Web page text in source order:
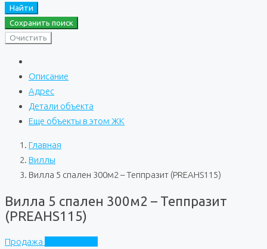
Найти
Сохранить поиск
Очистить
Описание
Адрес
Детали объекта
Еще объекты в этом ЖК
Главная
Виллы
Вилла 5 спален 300м2 – Теппразит (PREAHS115)
Вилла 5 спален 300м2 – Теппразит
(PREAHS115)
Продажа